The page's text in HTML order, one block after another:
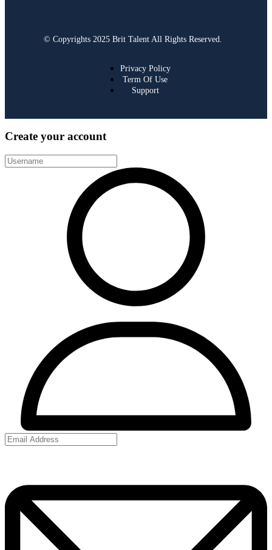
© Copyrights 2025 Brit Talent All Rights Reserved.
Privacy Policy
Term Of Use
Support
Create your account